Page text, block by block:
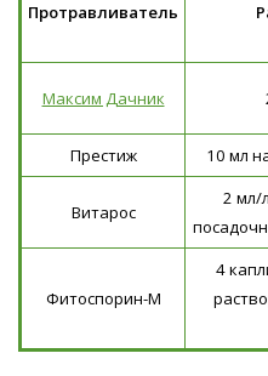
Протравливатель
Максим Дачник
Престиж
10 мл
Витарос
2 мл/
Фитоспорин-М
4